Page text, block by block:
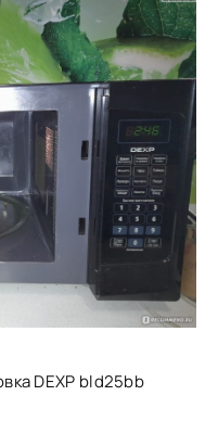
DEXP bld25bb